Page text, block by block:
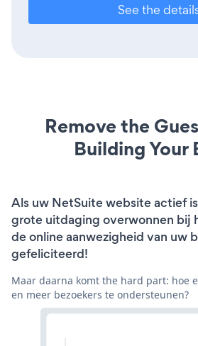
See the
Remove the
Building Your
Als uw NetSuite website actief
grote uitdaging overwonnen bij
de online aanwezigheid van uw
gefeliciteerd!
Maar daarna komt the hard part: hoe
en meer bezoekers te ondersteunen?